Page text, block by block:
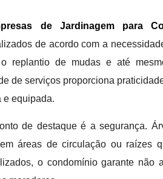
de Jardinagem para
de acordo com a
replantio de mudas e até
de serviços proporciona
e equipada.
de destaque é a segurança.
áreas de circulação ou raízes
o condomínio garante não